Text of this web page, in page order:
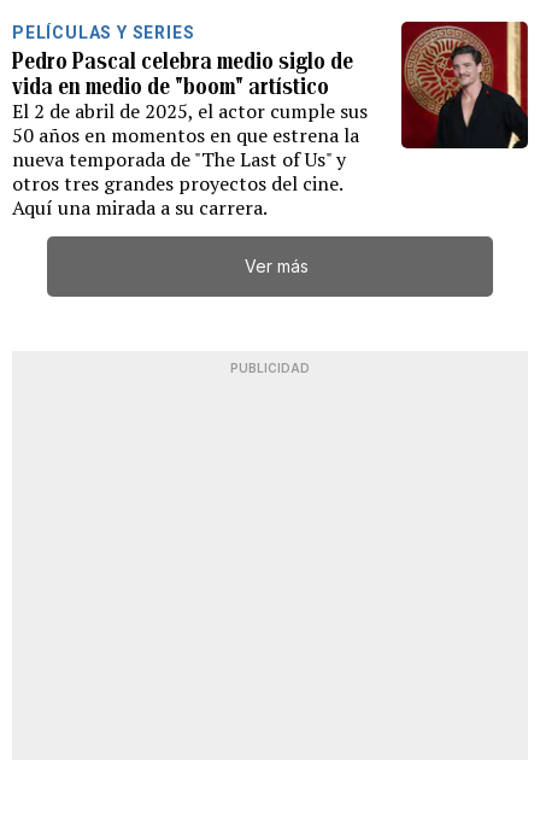
PELÍCULAS Y SERIES
Pedro Pascal celebra medio siglo de
vida en medio de "boom" artístico
El 2 de abril de 2025, el actor cumple sus
50 años en momentos en que estrena la
nueva temporada de "The Last of Us" y
otros tres grandes proyectos del cine.
Aquí una mirada a su carrera.
Ver más
PUBLICIDAD